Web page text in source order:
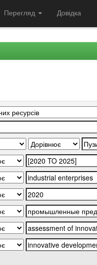
Перегляд Довідка